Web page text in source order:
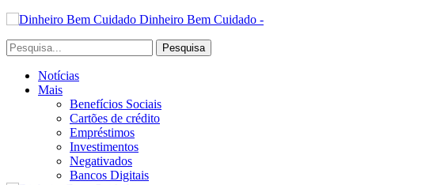
Dinheiro Bem Cuidado -
Notícias
Mais
Benefícios Sociais
Cartões de crédito
Empréstimos
Investimentos
Negativados
Bancos Digitais